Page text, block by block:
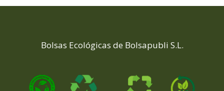
Bolsas Ecológicas de Bolsapubli S.L.